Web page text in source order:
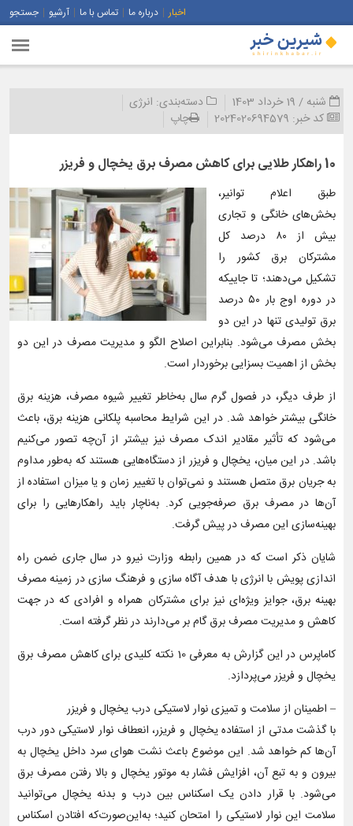
اخبار درباره ما تماس با ما آرشیو جستجو
شنبه / 19 خرداد 1403 دسته‌بندی: انرژی
کد خبر: 2024020694579 چاپ
10 راهکار طلایی برای کاهش مصرف برق یخچال و فریزر
طبق اعلام توانیر،
بخش‌های خانگی و تجاری
بیش از ٨٠ درصد کل
مشترکان برق کشور را
تشکیل می‌دهند؛ تا جاییکه
در دوره اوج بار ۵۰ درصد
برق تولیدی تنها در این دو
بخش مصرف می‌شود. بنابراین اصلاح الگو و مدیریت مصرف در این دو
بخش از اهمیت بسزایی برخوردار است.
از طرف دیگر، در فصول گرم سال به‌خاطر تغییر شیوه مصرف، هزینه برق
خانگی بیشتر خواهد شد. در این شرایط محاسبه پلکانی هزینه برق، باعث
می‌شود که تأثیر مقادیر اندک مصرف نیز بیشتر از آن‌چه تصور می‌کنیم
باشد. در این میان، یخچال و فریزر از دستگاه‌هایی هستند که به‌طور مداوم
به جریان برق متصل هستند و نمی‌توان با تغییر زمان و یا میزان استفاده از
آن‌ها در مصرف برق صرفه‌جویی کرد. به‌ناچار باید راهکارهایی را برای
بهینه‌سازی این مصرف در پیش گرفت.
شایان ذکر است که در همین رابطه وزارت نیرو در سال جاری ضمن راه
اندازی پویش با انرژی با هدف آگاه سازی و فرهنگ سازی در زمینه مصرف
بهینه برق، جوایز ویژه‌ای نیز برای مشترکان همراه و افرادی که در جهت
کاهش و مدیریت مصرف برق گام بر می‌دارند در نظر گرفته است.
کاماپرس در این گزارش به معرفی 10 نکته کلیدی برای کاهش مصرف برق
یخچال و فریزر می‌پردازد.
– اطمینان از سلامت و تمیزی نوار لاستیکی درب یخچال و فریزر
با گذشت مدتی از استفاده یخچال و فریزر، انعطاف نوار لاستیکی دور درب
آن‌ها کم خواهد شد. این موضوع باعث نشت هوای سرد داخل یخچال به
بیرون و به تبع آن، افزایش فشار به موتور یخچال و بالا رفتن مصرف برق
می‌شود. با قرار دادن یک اسکناس بین درب و بدنه یخچال می‌توانید
سلامت این نوار لاستیکی را امتحان کنید؛ به‌این‌صورت‌که افتادن اسکناس